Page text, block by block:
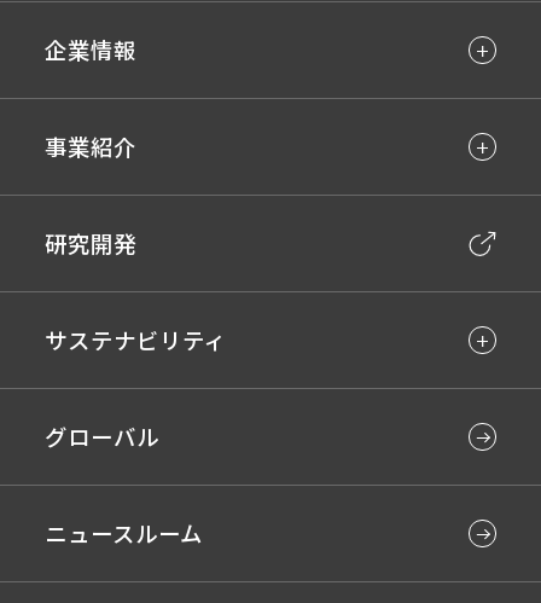
企業情報
事業紹介
研究開発
サステナビリティ
グローバル
ニュースルーム